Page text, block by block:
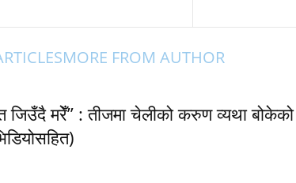
MORE FROM AUTHOR
मरेँ” : तीजमा चेलीको करुण व्यथा बोकेको